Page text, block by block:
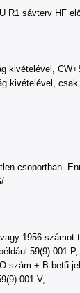
sávterv HF
kivételével,
kivételével,
csoportban.
.
1956
59(9) 001 P,
szám + B betű
001 V,